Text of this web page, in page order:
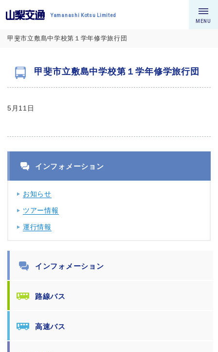
Yamanashi Kotsu Limited
MENU
甲斐市立敷島中学校第１学年修学旅行団
甲斐市立敷島中学校第１学年修学旅行団
5月11日
インフォメーション
お知らせ
ツアー情報
運行情報
インフォメーション
路線バス
高速バス